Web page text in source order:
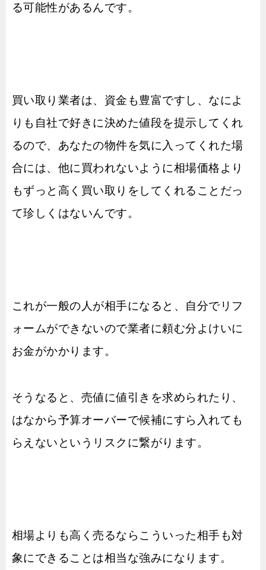
る可能性があるんです。
買い取り業者は、資金も豊富ですし、なによ
りも自社で好きに決めた値段を提示してくれ
るので、あなたの物件を気に入ってくれた場
合には、他に買われないように相場価格より
もずっと高く買い取りをしてくれることだっ
て珍しくはないんです。
これが一般の人が相手になると、自分でリフ
ォームができないので業者に頼む分よけいに
お金がかかります。
そうなると、売値に値引きを求められたり、
はなから予算オーバーで候補にすら入れても
らえないというリスクに繋がります。
相場よりも高く売るならこういった相手も対
象にできることは相当な強みになります。